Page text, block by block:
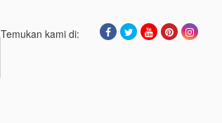
Temukan kami di: